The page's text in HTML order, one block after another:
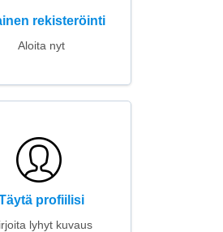
rekisteröinti
Aloita nyt
profiilisi
lyhyt kuvaus